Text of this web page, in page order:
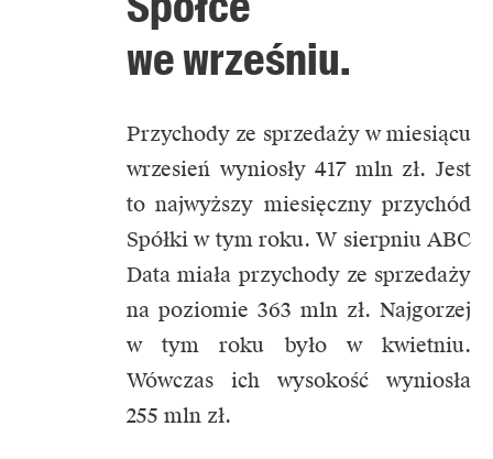
we wrześniu.
Przychody ze sprzedaży w miesiącu
wrzesień wyniosły 417 mln zł. Jest
to najwyższy miesięczny przychód
Spółki w tym roku. W sierpniu ABC
Data miała przychody ze sprzedaży
na poziomie 363 mln zł. Najgorzej
w tym roku było w kwietniu.
Wówczas ich wysokość wyniosła
255 mln zł.